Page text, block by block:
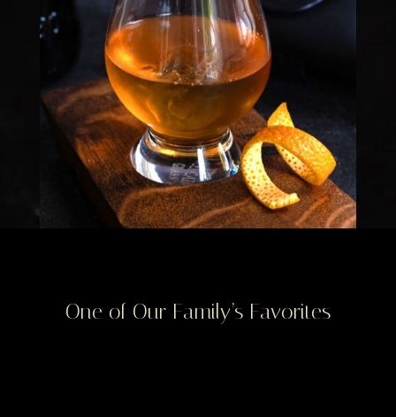
One of Our Family’s Favorites